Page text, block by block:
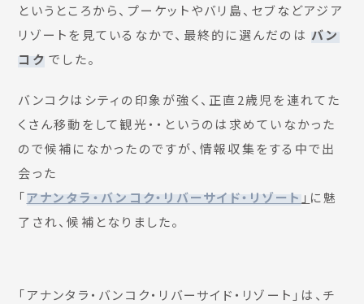
というところから、プーケットやバリ島、セブなどアジア
リゾートを見ているなかで、最終的に選んだのは バン
コク でした。
バンコクはシティの印象が強く、正直2歳児を連れてた
くさん移動をして観光・・というのは求めていなかった
ので候補になかったのですが、情報収集をする中で出
会った
「アナンタラ・バンコク・リバーサイド・リゾート 」 に魅
了され、候補となりました。
「アナンタラ・バンコク・リバーサイド・リゾート」は、チ